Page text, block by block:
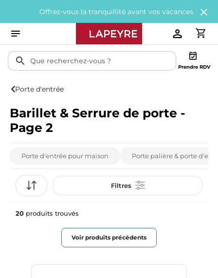
Offrez-vous la tranquillité avant vos vacances avec200€
Prendre RDV
Porte d'entrée
Barillet & Serrure de porte -
Page 2
Porte d'entrée pour maison Porte palière & porte
Filtres
20 produits trouvés
Voir produits précédents